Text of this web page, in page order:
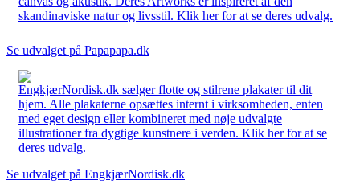
skandinaviske natur og livsstil. Klik her for at se deres udvalg.
Se udvalget på Papapapa.dk
EngkjærNordisk.dk sælger flotte og stilrene plakater til dit
hjem. Alle plakaterne opsættes internt i virksomheden, enten
med eget design eller kombineret med nøje udvalgte
illustrationer fra dygtige kunstnere i verden. Klik her for at se
deres udvalg.
Se udvalget på EngkjærNordisk.dk